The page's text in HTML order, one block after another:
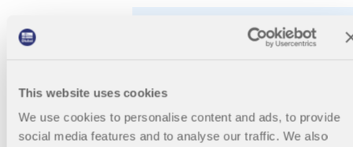
This website uses cookies
We use cookies to personalise content and ads, to provide
social media features and to analyse our traffic. We also
Anglais
7:00 PM
CET